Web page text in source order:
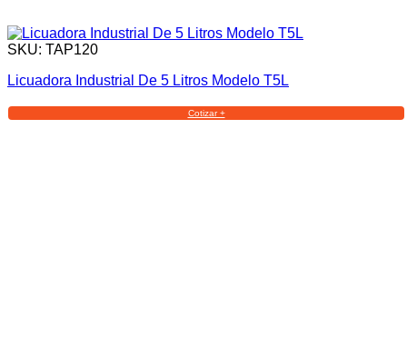
SKU: TAP120
Licuadora Industrial De 5 Litros Modelo T5L
Cotizar +